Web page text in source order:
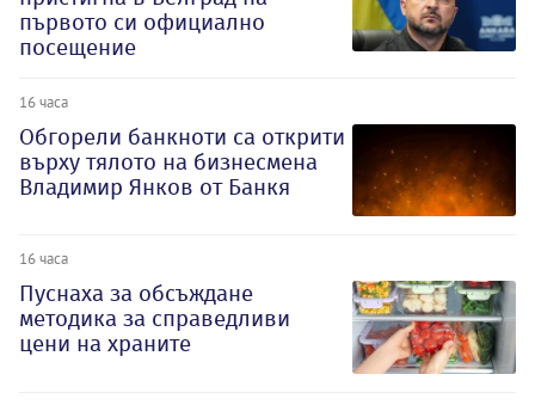
първото си официално
посещение
16 часа
Обгорели банкноти са открити
върху тялото на бизнесмена
Владимир Янков от Банкя
16 часа
Пуснаха за обсъждане
методика за справедливи
цени на храните